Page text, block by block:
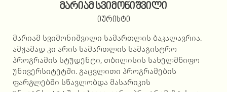
მარიამ სვიმონიშვილი
იურისტი
მარიამ სვიმონიშვილი სამართლის ბაკალავრია.
ამჟამად კი არის სამართლის სამაგისტრო
პროგრამის სტუდენტი, თბილისის სახელმწიფო
უნივერსიტეტში. გაცვლითი პროგრამების
ფარგლებში სწავლობდა მასარიკის